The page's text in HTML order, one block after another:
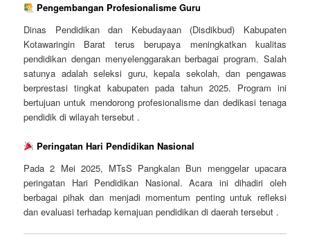
Pengembangan Profesionalisme Guru
Dinas Pendidikan dan Kebudayaan (Disdikbud) Kabupaten
Kotawaringin Barat terus berupaya meningkatkan kualitas
pendidikan dengan menyelenggarakan berbagai program. Salah
satunya adalah seleksi guru, kepala sekolah, dan pengawas
berprestasi tingkat kabupaten pada tahun 2025. Program ini
bertujuan untuk mendorong profesionalisme dan dedikasi tenaga
pendidik di wilayah tersebut .
Peringatan Hari Pendidikan Nasional
Pada 2 Mei 2025, MTsS Pangkalan Bun menggelar upacara
peringatan Hari Pendidikan Nasional. Acara ini dihadiri oleh
berbagai pihak dan menjadi momentum penting untuk refleksi
dan evaluasi terhadap kemajuan pendidikan di daerah tersebut .